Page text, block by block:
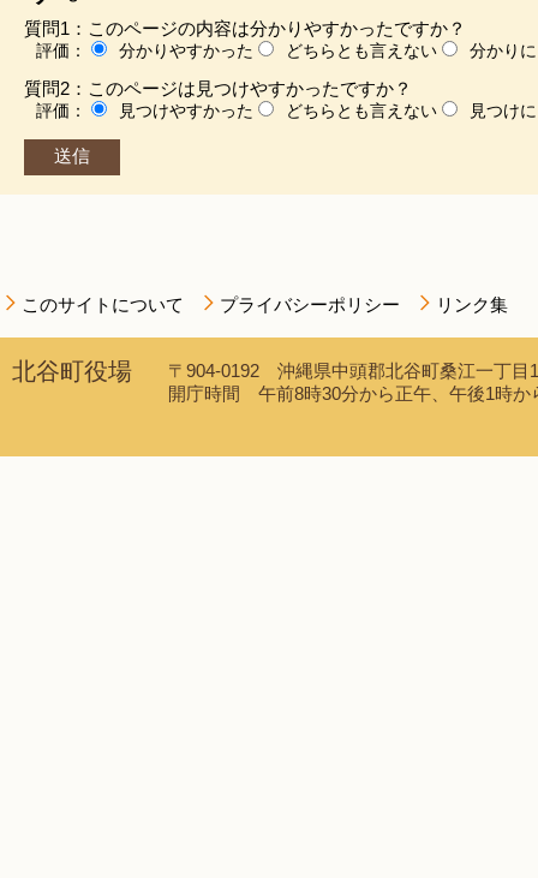
質問1：このページの内容は分かりやすかったですか？
評価： 分かりやすかった どちらとも言えない 分かり
質問2：このページは見つけやすかったですか？
評価： 見つけやすかった どちらとも言えない 見つけ
このサイトについて プライバシーポリシー リンク集
北谷町役場
〒904-0192 沖縄県中頭郡北谷町桑江一丁
開庁時間 午前8時30分から正午、午後1時か